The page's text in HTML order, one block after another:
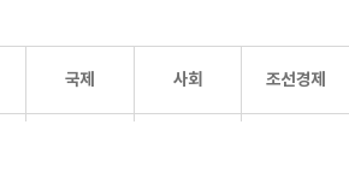
국제 사회 조선경제